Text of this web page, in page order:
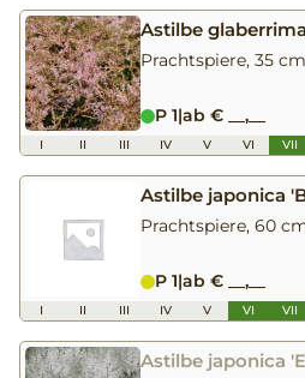
Astilbe
Prachtspiere, 35
P 1|ab € __,__
I II III IV V VI VII
Astilbe japonica
Prachtspiere, 60
P 1|ab € __,__
I II III IV V VI VII
Astilbe japonica